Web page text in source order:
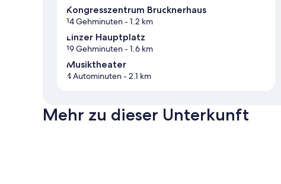
Kongresszentrum Brucknerhaus
14 Gehminuten- 1.2 km
Linzer Hauptplatz
19 Gehminuten- 1.6 km
Musiktheater
4 Autominuten- 2.1 km
Mehr zu dieser Unterkunft